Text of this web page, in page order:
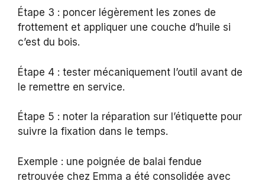
Étape 3 : poncer légèrement les zones de
frottement et appliquer une couche d’huile si
c’est du bois.
Étape 4 : tester mécaniquement l’outil avant de
le remettre en service.
Étape 5 : noter la réparation sur l’étiquette pour
suivre la fixation dans le temps.
Exemple : une poignée de balai fendue
retrouvée chez Emma a été consolidée avec